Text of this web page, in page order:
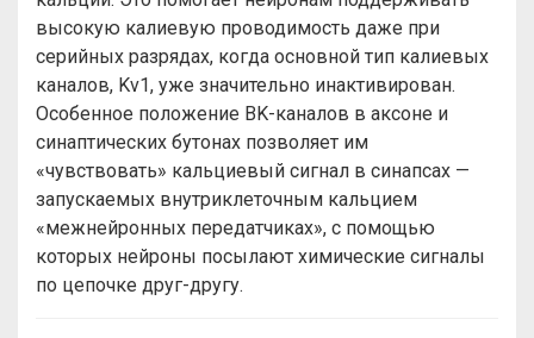
высокую калиевую проводимость даже при
серийных разрядах, когда основной тип калиевых
каналов, Kv1, уже значительно инактивирован.
Особенное положение BK-каналов в аксоне и
синаптических бутонах позволяет им
«чувствовать» кальциевый сигнал в синапсах —
запускаемых внутриклеточным кальцием
«межнейронных передатчиках», с помощью
которых нейроны посылают химические сигналы
по цепочке друг-другу.